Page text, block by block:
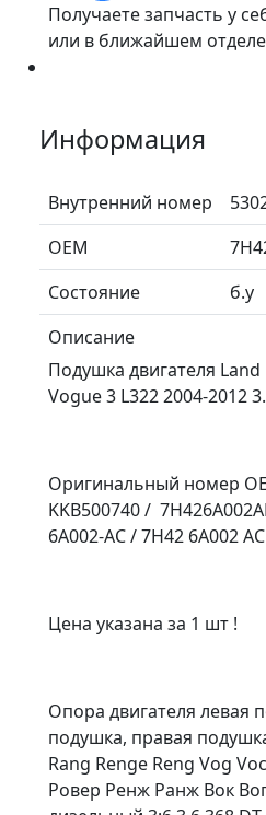
Получаете запчасть у
или в ближайшем
Информация
Внутренний номер
ОЕМ
Состояние
б.у
Описание
Подушка двигателя
Vogue 3 L322 2004-2012
Оригинальный номер
KKB500740 /
6A002-AC / 7H42 6A002 AC
Цена указана за 1 шт !
Опора двигателя левая
подушка, правая
Rang Renge Reng Vog
Ровер Ренж Ранж Вок